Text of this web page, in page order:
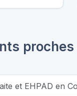
et EHPAD en